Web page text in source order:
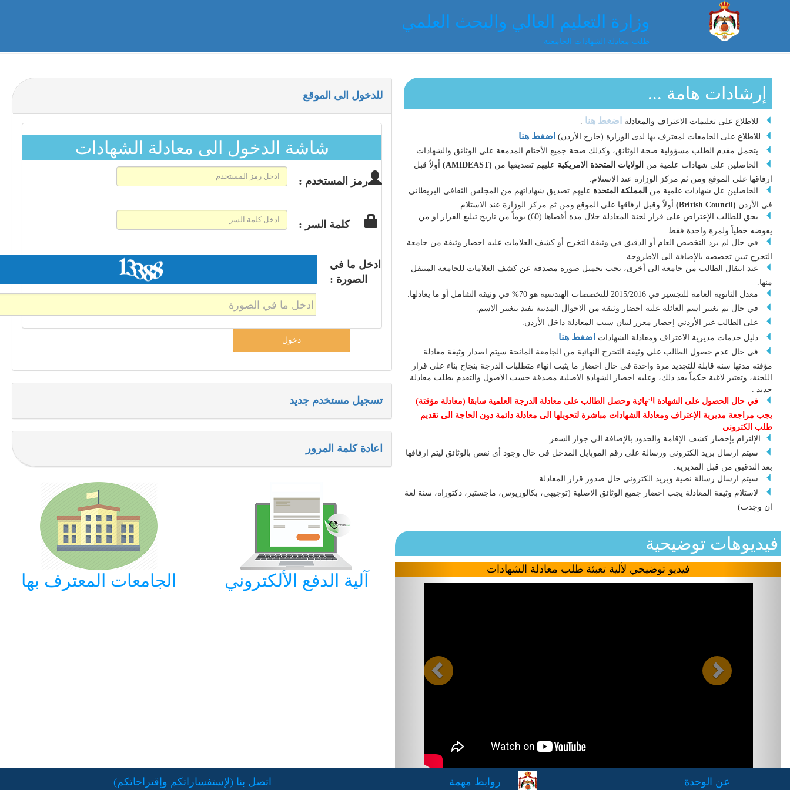
وزارة التعليم العالي والبحث العلمي
طلب معادلة الشهادات الجامعية
إرشادات هامة ...
للاطلاع على تعليمات الاعتراف والمعادلة اضغط هنا .
للاطلاع على الجامعات لمعترف بها لدى الوزارة (خارج الأردن) اضغط هنا .
يتحمل مقدم الطلب مسؤولية صحة الوثائق، وكذلك صحة جميع الأختام المدمغة على الوثائق والشهادات.
الحاصلين على شهادات علمية من الولايات المتحدة الامريكية عليهم تصديقها من (AMIDEAST)
أولاً قبل
ارفاقها على الموقع ومن ثم مركز الوزارة عند الاستلام.
الحاصلين عل شهادات علمية من المملكة المتحدة عليهم تصديق شهاداتهم من المجلس الثقافي البريطاني
في الأردن (British Council)
أولاً وقبل ارفاقها على الموقع ومن ثم مركز الوزارة عند الاستلام.
يحق للطالب الإعتراض على قرار لجنة المعادلة خلال مدة أقصاها (60) يوماً من تاريخ تبليغ القرار او من
يفوضه خطياً ولمرة واحدة فقط.
في حال لم يرد التخصص العام أو الدقيق في وثيقة التخرج أو كشف العلامات عليه احضار وثيقة من جامعة
التخرج تبين تخصصه بالإضافة الى الاطروحة.
عند انتقال الطالب من جامعة الى أخرى، يجب تحميل صورة مصدقة عن كشف العلامات للجامعة المنتقل
منها.
معدل الثانوية العامة للتجسير في 2015/2016 للتخصصات الهندسية هو 70% في وثيقة الشامل أو ما يعادلها.
في حال تم تغيير اسم العائلة عليه احضار وثيقة من الاحوال المدنية تفيد بتغيير الاسم.
على الطالب غير الأردني إحضار معزز لبيان سبب المعادلة داخل الأردن.
دليل خدمات مديرية الاعتراف ومعادلة الشهادات
اضغط هنا .
في حال عدم حصول الطالب على وثيقة التخرج النهائية من الجامعة المانحة سيتم اصدار وثيقة معادلة
مؤقته مدتها سنه قابلة للتجديد مرة واحدة في حال احضار ما يثبت انهاء متطلبات الدرجة بنجاح بناء على قرار
اللجنة، وتعتبر لاغية حكماً بعد ذلك، وعليه احضار الشهادة الاصلية مصدقة حسب الاصول والتقدم بطلب معادلة
جديد .
في حال الحصول على الشهادة النهائية وحصل الطالب على معادلة الدرجة العلمية سابقا (معادلة مؤقتة)
يجب مراجعة مديرية الإعتراف ومعادلة الشهادات مباشرة لتحويلها الى معادلة دائمة دون الحاجة الى تقديم
طلب الكتروني
الإلتزام بإحضار كشف الإقامة والحدود بالإضافة الى جواز السفر.
سيتم ارسال بريد الكتروني ورسالة على رقم الموبايل المدخل في حال وجود أي نقص بالوثائق ليتم ارفاقها
بعد التدقيق من قبل المديرية.
سيتم ارسال رسالة نصية وبريد الكتروني حال صدور قرار المعادلة.
لاستلام وثيقة المعادلة يجب احضار جميع الوثائق الاصلية (توجيهي، بكالوريوس، ماجستير، دكتوراه، سنة لغة
ان وجدت)
فيديوهات توضيحية
فيديو توضيحي لألية تعبئة طلب معادلة الشهادات
للدخول الى الموقع
شاشة الدخول الى معادلة الشهادات
رمز المستخدم :
كلمة السر :
ادخل ما في
الصورة :
تسجيل مستخدم جديد
اعادة كلمة المرور
آلية الدفع الألكتروني الجامعات المعترف بها
عن الوحدة روابط مهمة (اتصل بنا (لإستفساراتكم وإقتراحاتكم